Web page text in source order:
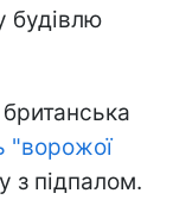
будівлю
"ворожої
з підпалом.